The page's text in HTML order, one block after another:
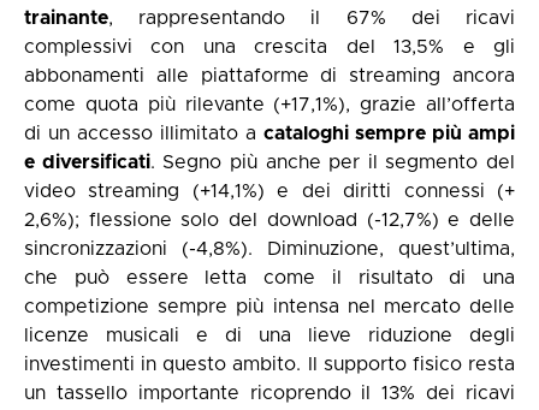
trainante, rappresentando il 67% dei ricavi
complessivi con una crescita del 13,5% e gli
abbonamenti alle piattaforme di streaming ancora
come quota più rilevante (+17,1%), grazie all’offerta
di un accesso illimitato a cataloghi sempre più ampi
e diversificati. Segno più anche per il segmento del
video streaming (+14,1%) e dei diritti connessi (+
2,6%); flessione solo del download (-12,7%) e delle
sincronizzazioni (-4,8%). Diminuzione, quest’ultima,
che può essere letta come il risultato di una
competizione sempre più intensa nel mercato delle
licenze musicali e di una lieve riduzione degli
investimenti in questo ambito. Il supporto fisico resta
un tassello importante ricoprendo il 13% dei ricavi